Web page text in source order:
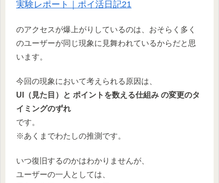
実験レポート｜ポイ活日記21
のアクセスが爆上がりしているのは、おそらく多く
のユーザーが同じ現象に見舞われているからだと思
います。
今回の現象において考えられる原因は、
UI（見た目）と ポイントを数える仕組み の変更のタ
イミングのずれ
です。
※あくまでわたしの推測です。
いつ復旧するのかはわかりませんが、
ユーザーの一人としては、